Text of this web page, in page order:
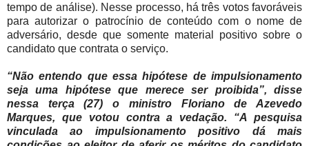
tempo de análise). Nesse processo, há três votos favoráveis
para autorizar o patrocínio de conteúdo com o nome de
adversário, desde que somente material positivo sobre o
candidato que contrata o serviço.
“Não entendo que essa hipótese de impulsionamento
seja uma hipótese que merece ser proibida”, disse
nessa terça (27) o ministro Floriano de Azevedo
Marques, que votou contra a vedação. “A pesquisa
vinculada ao impulsionamento positivo dá mais